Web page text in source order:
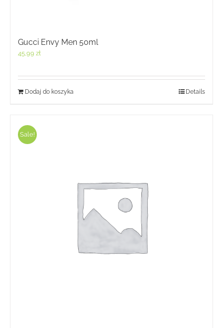
Gucci Envy Men 50ml
45,99 zł
Dodaj do koszyka Details
Sale!